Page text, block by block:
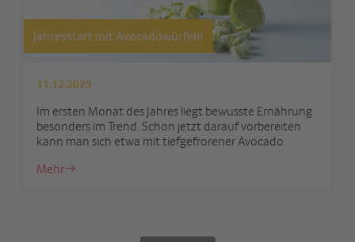
Jahresstart mit Avocadowürfeln
11.12.2025
Im ersten Monat des Jahres liegt bewusste Ernährung
besonders im Trend. Schon jetzt darauf vorbereiten
kann man sich etwa mit tiefgefrorener Avocado.
Mehr